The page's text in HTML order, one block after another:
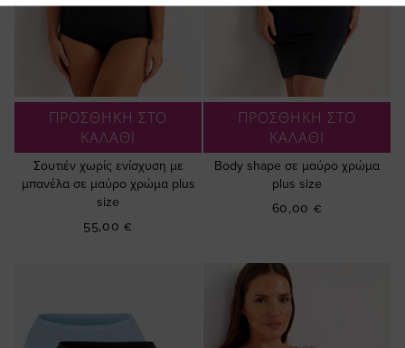
ΠΡΟΣΘΗΚΗ ΣΤΟ
ΚΑΛΑΘΙ
Σουτιέν χωρίς ενίσχυση με
μπανέλα σε μαύρο χρώμα plus
size
55,00 €
ΠΡΟΣΘΗΚΗ ΣΤΟ
ΚΑΛΑΘΙ
Βody shape σε μαύρο χρώμα
plus size
60,00 €